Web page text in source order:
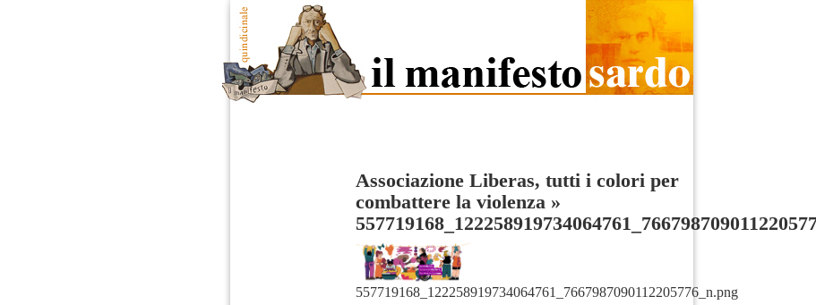
Associazione Liberas, tutti i colori per
combattere la violenza »
557719168_122258919734064761_7667987090112205776_n.png